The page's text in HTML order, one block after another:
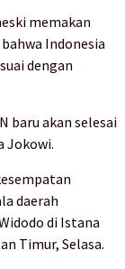
memakan
Indonesia
dengan
baru akan selesai
Jokowi.
daerah
di Istana
Timur, Selasa.